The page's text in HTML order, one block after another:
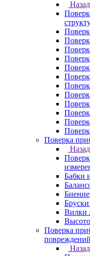
Назад
Поверка
Назад
Бабки
Вилки
Поверка
повреждений
Назад